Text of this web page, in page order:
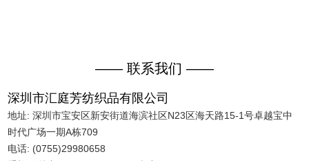
—— 联系我们 ——
深圳市汇庭芳纺织品有限公司
地址: 深圳市宝安区新安街道海滨社区N23区海天路15-1号卓越宝中
时代广场一期A栋709
电话: (0755)29980658